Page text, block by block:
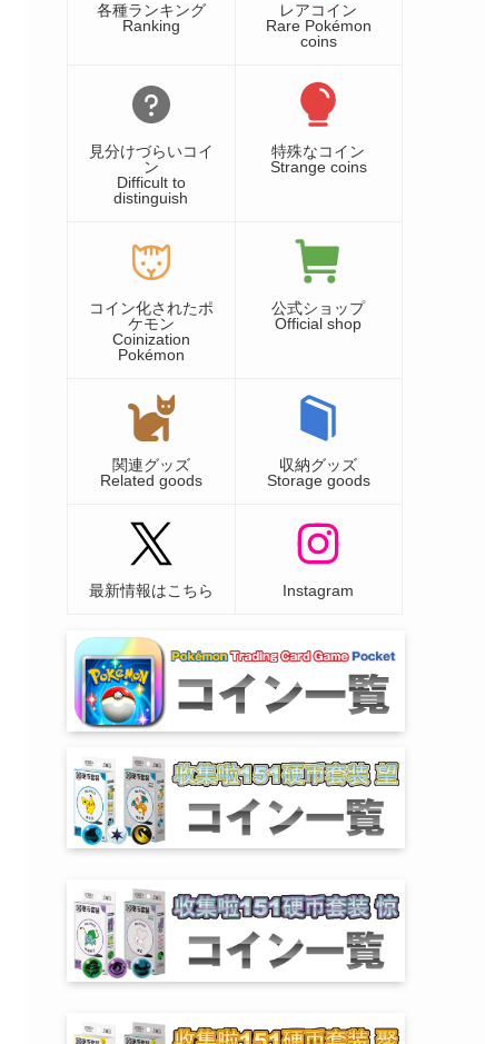
各種ランキング
Ranking
レアコイン
Rare Pokémon
coins
見分けづらいコイ
ン
Difficult to
distinguish
特殊なコイン
Strange coins
コイン化されたポ
ケモン
Coinization
Pokémon
公式ショップ
Official shop
関連グッズ
Related goods
収納グッズ
Storage goods
最新情報はこちら Instagram